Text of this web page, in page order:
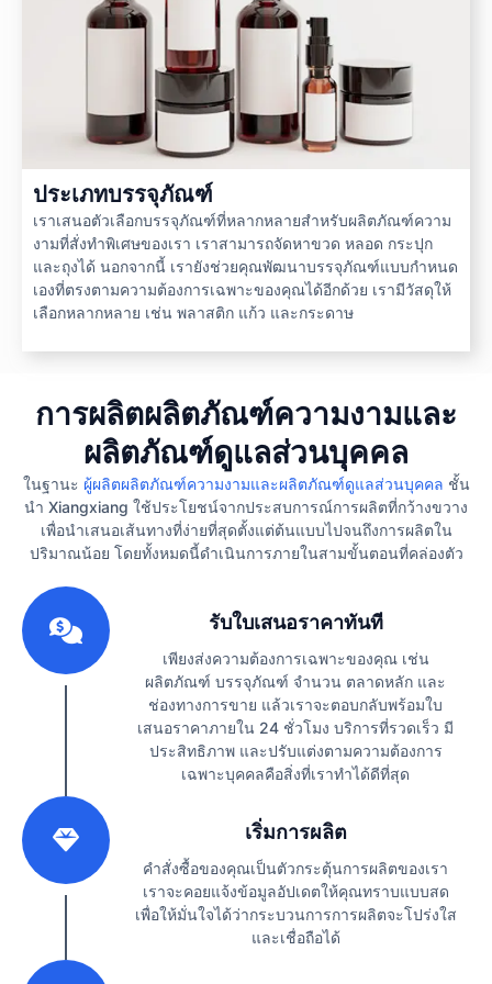
ประเภทบรรจุภัณฑ์
เราเสนอตัวเลือกบรรจุภัณฑ์ที่หลากหลายสำหรับผลิตภัณฑ์ความ
งามที่สั่งทำพิเศษของเรา เราสามารถจัดหาขวด หลอด กระปุก
และถุงได้ นอกจากนี้ เรายังช่วยคุณพัฒนาบรรจุภัณฑ์แบบกำหนด
เองที่ตรงตามความต้องการเฉพาะของคุณได้อีกด้วย เรามีวัสดุให้
เลือกหลากหลาย เช่น พลาสติก แก้ว และกระดาษ
การผลิตผลิตภัณฑ์ความงามและ
ผลิตภัณฑ์ดูแลส่วนบุคคล
ในฐานะ ผู้ผลิตผลิตภัณฑ์ความงามและผลิตภัณฑ์ดูแลส่วนบุคคล ชั้น
นำ Xiangxiang ใช้ประโยชน์จากประสบการณ์การผลิตที่กว้างขวาง
เพื่อนำเสนอเส้นทางที่ง่ายที่สุดตั้งแต่ต้นแบบไปจนถึงการผลิตใน
ปริมาณน้อย โดยทั้งหมดนี้ดำเนินการภายในสามขั้นตอนที่คล่องตัว
รับใบเสนอราคาทันที
เพียงส่งความต้องการเฉพาะของคุณ เช่น
ผลิตภัณฑ์ บรรจุภัณฑ์ จำนวน ตลาดหลัก และ
ช่องทางการขาย แล้วเราจะตอบกลับพร้อมใบ
เสนอราคาภายใน 24 ชั่วโมง บริการที่รวดเร็ว มี
ประสิทธิภาพ และปรับแต่งตามความต้องการ
เฉพาะบุคคลคือสิ่งที่เราทำได้ดีที่สุด
เริ่มการผลิต
คำสั่งซื้อของคุณเป็นตัวกระตุ้นการผลิตของเรา
เราจะคอยแจ้งข้อมูลอัปเดตให้คุณทราบแบบสด
เพื่อให้มั่นใจได้ว่ากระบวนการการผลิตจะโปร่งใส
และเชื่อถือได้